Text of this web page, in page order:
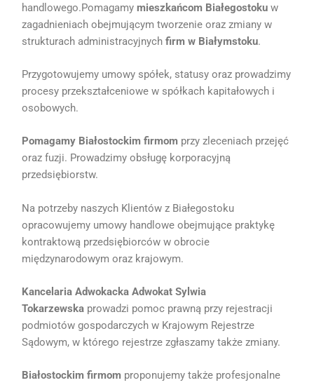
handlowego.Pomagamymieszkańcom Białegostoku w
zagadnieniach obejmującym tworzenie oraz zmiany w
strukturach administracyjnychfirm w Białymstoku.
Przygotowujemy umowy spółek, statusy oraz prowadzimy
procesy przekształceniowe w spółkach kapitałowych i
osobowych.
Pomagamy Białostockim firmom przy zleceniach przejęć
oraz fuzji. Prowadzimy obsługę korporacyjną
przedsiębiorstw.
Na potrzeby naszych Klientów z Białegostoku
opracowujemy umowy handlowe obejmujące praktykę
kontraktową przedsiębiorców w obrocie
międzynarodowym oraz krajowym.
Kancelaria Adwokacka Adwokat Sylwia
Tokarzewska prowadzi pomoc prawną przy rejestracji
podmiotów gospodarczych w Krajowym Rejestrze
Sądowym, w którego rejestrze zgłaszamy także zmiany.
Białostockim firmom proponujemy także profesjonalne